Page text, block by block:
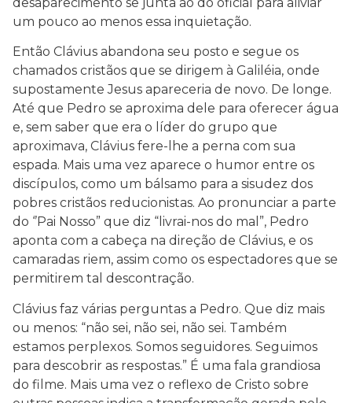
um pouco ao menos essa inquietação.
Então Clávius abandona seu posto e segue os
chamados cristãos que se dirigem à Galiléia, onde
supostamente Jesus apareceria de novo. De longe.
Até que Pedro se aproxima dele para oferecer água
e, sem saber que era o líder do grupo que
aproximava, Clávius fere-lhe a perna com sua
espada. Mais uma vez aparece o humor entre os
discípulos, como um bálsamo para a sisudez dos
pobres cristãos reducionistas. Ao pronunciar a parte
do ‘’Pai Nosso” que diz “livrai-nos do mal”, Pedro
aponta com a cabeça na direção de Clávius, e os
camaradas riem, assim como os espectadores que se
permitirem tal descontração.
Clávius faz várias perguntas a Pedro. Que diz mais
ou menos: “não sei, não sei, não sei. Também
estamos perplexos. Somos seguidores. Seguimos
para descobrir as respostas.” É uma fala grandiosa
do filme. Mais uma vez o reflexo de Cristo sobre